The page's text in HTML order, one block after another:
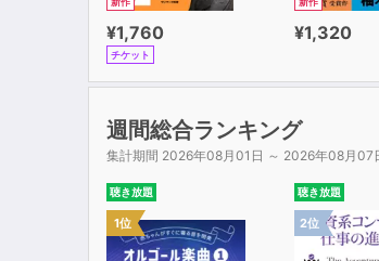
¥1,760
チケット
¥1,320
週間総合ランキング
集計期間 2026年08月01日 ～ 2026年08月07
聴き放題
1位
聴き放題
2位